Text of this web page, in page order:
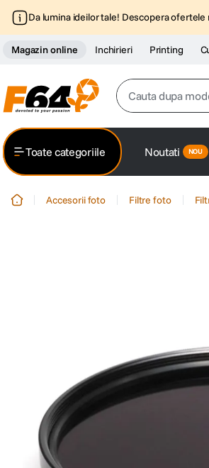
Da lumina ideilor tale! Descopera ofertele
Magazin online Inchirieri Printing
Cauta dupa
2 trepied
7. card
Toate categoriile Noutati
Accesorii foto Filtre foto